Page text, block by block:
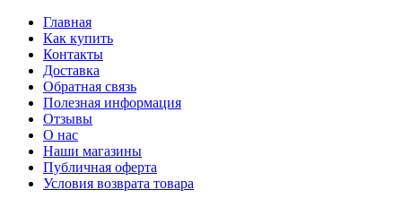
Главная
Как купить
Контакты
Доставка
Обратная связь
Полезная информация
Отзывы
О нас
Наши магазины
Публичная оферта
Условия возврата товара